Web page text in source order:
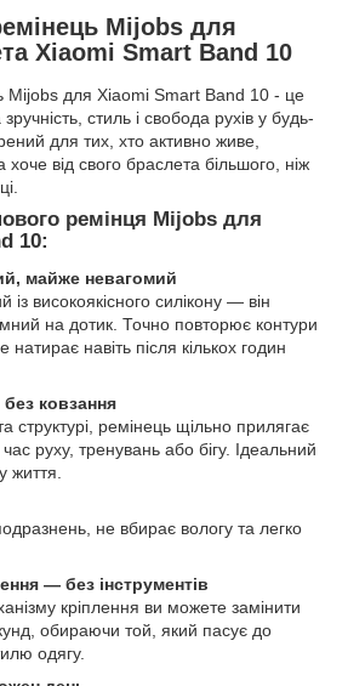
Mijobs для
Xiaomi Smart Band 10
Mijobs для Xiaomi Smart Band 10 - це
стиль і свобода рухів у будь-
для тих, хто активно живе,
від свого браслета більшого, ніж
ремінця Mijobs для
10:
майже невагомий
із високоякісного силікону — він
на дотик. Точно повторює контури
натирає навіть після кількох годин
без ковзання
структурі, ремінець щільно прилягає
руху, тренувань або бігу. Ідеальний
життя.
не вбирає вологу та легко
— без інструментів
кріплення ви можете замінити
обираючи той, який пасує до
одягу.